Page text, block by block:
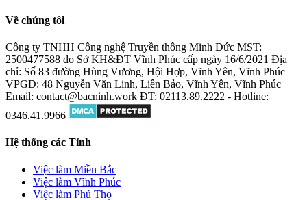
Về chúng tôi
Công ty TNHH Công nghệ Truyền thông Minh Đức MST:
2500477588 do Sở KH&ĐT Vĩnh Phúc cấp ngày 16/6/2021 Địa
chỉ: Số 83 đường Hùng Vương, Hội Hợp, Vĩnh Yên, Vĩnh Phúc
VPGD: 48 Nguyễn Văn Linh, Liên Bảo, Vĩnh Yên, Vĩnh Phúc
Email: contact@bacninh.work ĐT: 02113.89.2222 - Hotline:
0346.41.9966
Hệ thống các Tỉnh
Việc làm Miền Bắc
Việc làm Vĩnh Phúc
Việc làm Phú Thọ